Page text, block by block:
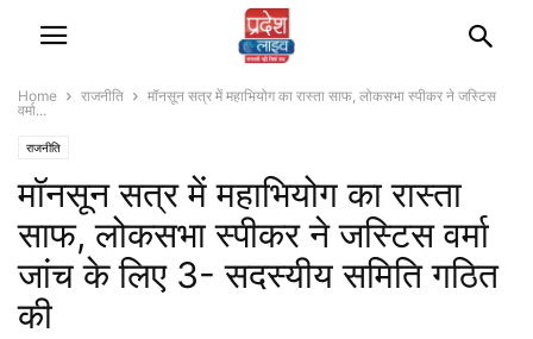
Home राजनीति
मॉनसून सत्र में महाभियोग का रास्ता साफ, लोकसभा स्पीकर ने जस्टिस
वर्मा...
राजनीति
मॉनसून सत्र में महाभियोग का रास्ता
साफ, लोकसभा स्पीकर ने जस्टिस वर्मा
जांच के लिए 3- सदस्यीय समिति गठित
की